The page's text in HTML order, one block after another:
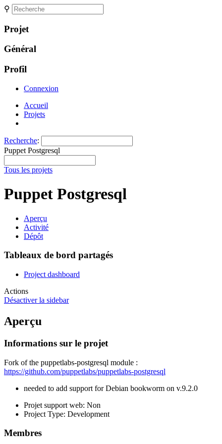
⚲
Projet
Général
Profil
Connexion
Accueil
Projets
Recherche:
Puppet Postgresql
Tous les projets
Puppet Postgresql
Aperçu
Activité
Dépôt
Tableaux de bord partagés
Project dashboard
Actions
Désactiver la sidebar
Aperçu
Informations sur le projet
Fork of the puppetlabs-postgresql module :
https://github.com/puppetlabs/puppetlabs-postgresql
needed to add support for Debian bookworm on v.9.2.0
Projet support web: Non
Project Type: Development
Membres